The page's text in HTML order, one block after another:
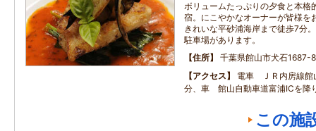
ボリュームたっぷりの夕食と本格
宿。にこやかなオーナーが皆様を
きれいな平砂浦海岸まで徒歩7分
駐車場があります。
住所
千葉県館山市犬石1687-8
アクセス
電車 ＪＲ内房線館
分、車 館山自動車道富浦ICを降
この施